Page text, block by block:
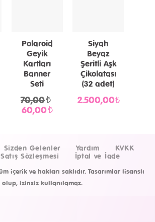
Polaroid
Geyik
Kartları
Banner
Seti
70,00₺
Orijinal
60,00₺Şu
Siyah
Beyaz
Şeritli Aşk
Çikolatası
(32 adet)
2.500,00₺
Sizden Gelenler Yardım
KVKK
Sözleşmesi
İptal ve İade
içerik ve hakları saklıdır. Tasarımlar lisanslı
olup, izinsiz kullanılamaz.